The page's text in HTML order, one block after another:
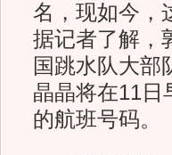
名，现如今，
据记者了解，
国跳水队大部
晶晶将在11日
的航班号码。